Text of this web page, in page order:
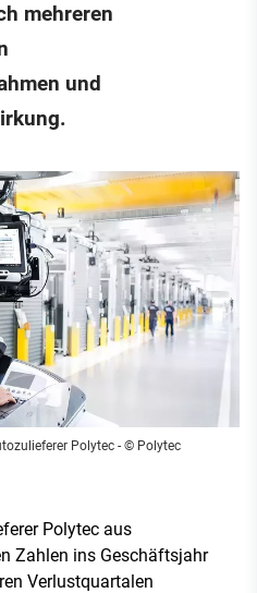
mehreren
und
Polytec - © Polytec
Polytec aus
Zahlen ins Geschäftsjahr
Verlustquartalen